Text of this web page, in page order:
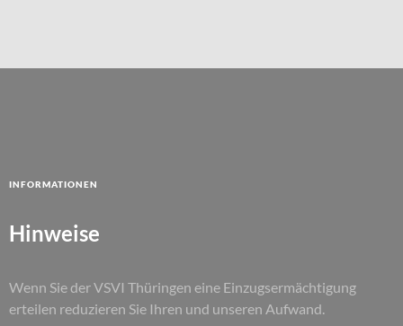
Informationen
Hinweise
Wenn Sie der VSVI Thüringen eine Einzugsermächtigung
erteilen reduzieren Sie Ihren und unseren Aufwand.